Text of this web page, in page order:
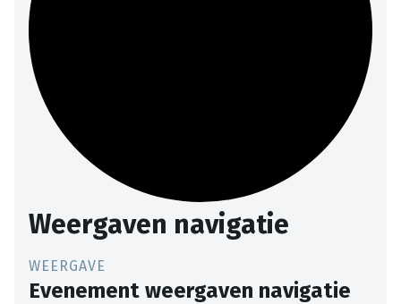
Weergaven navigatie
Evenement weergaven navigatie